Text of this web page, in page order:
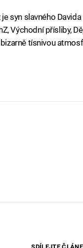
syn slavného Davida
Východní přísliby,
tísnivou